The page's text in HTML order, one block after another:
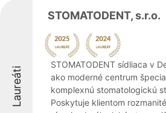
Laureáti
STOMATODENT, s.r.o.
STOMATODENT sídliaca v
ako moderné centrum
komplexnú stomatologickú
Poskytuje klientom